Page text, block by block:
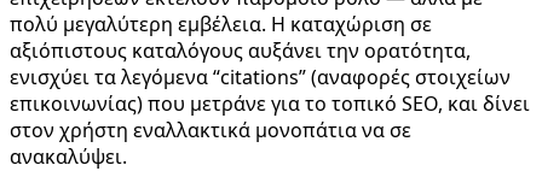
πολύ μεγαλύτερη εμβέλεια. Η καταχώριση σε
αξιόπιστους καταλόγους αυξάνει την ορατότητα,
ενισχύει τα λεγόμενα “citations” (αναφορές στοιχείων
επικοινωνίας) που μετράνε για το τοπικό SEO, και δίνει
στον χρήστη εναλλακτικά μονοπάτια να σε
ανακαλύψει.